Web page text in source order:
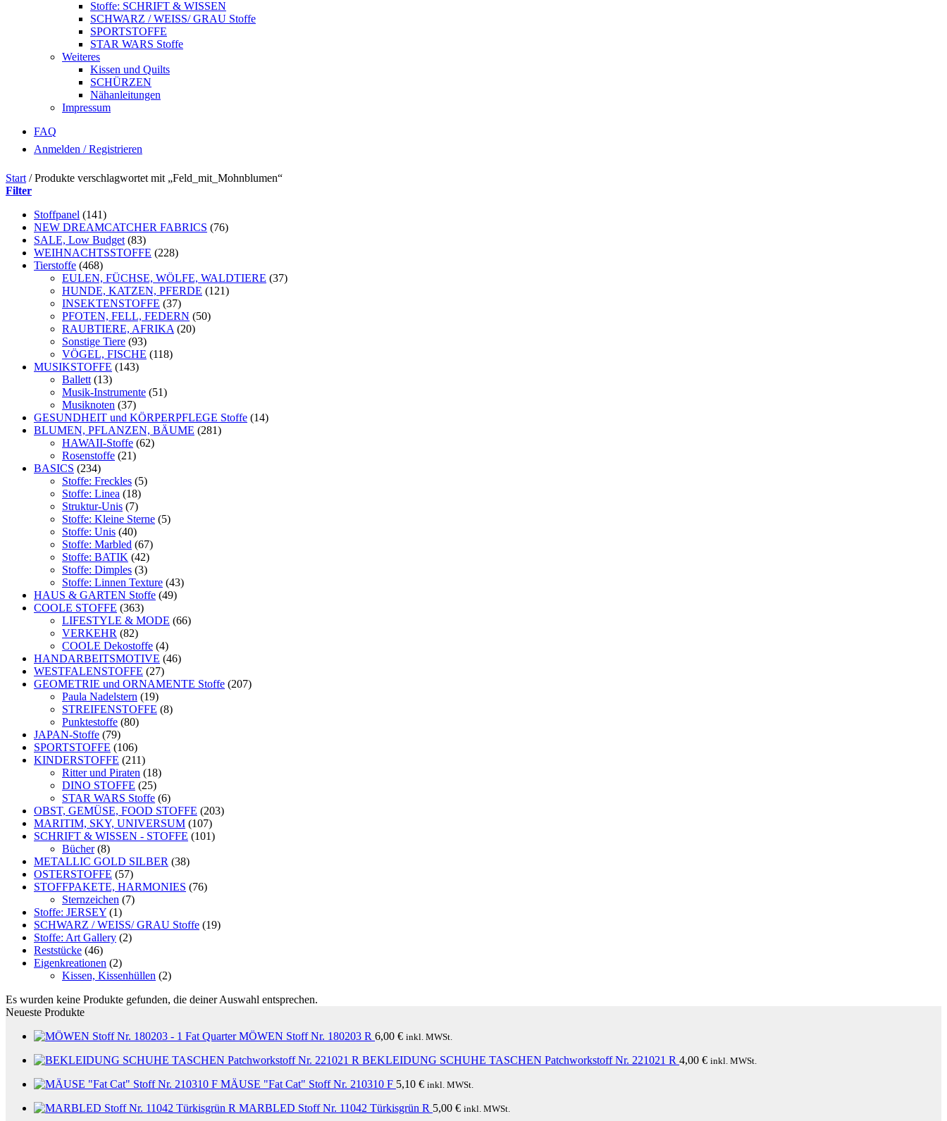
Stoffe: SCHRIFT & WISSEN
SCHWARZ / WEISS/ GRAU Stoffe
SPORTSTOFFE
STAR WARS Stoffe
Weiteres
Kissen und Quilts
SCHÜRZEN
Nähanleitungen
Impressum
FAQ
Anmelden / Registrieren
Start /Produkte verschlagwortet mit „Feld_mit_Mohnblumen“
Filter
Stoffpanel (141)
NEW DREAMCATCHER FABRICS (76)
SALE, Low Budget (83)
WEIHNACHTSSTOFFE (228)
Tierstoffe (468)
EULEN, FÜCHSE, WÖLFE, WALDTIERE (37)
HUNDE, KATZEN, PFERDE (121)
INSEKTENSTOFFE (37)
PFOTEN, FELL, FEDERN (50)
RAUBTIERE, AFRIKA (20)
Sonstige Tiere (93)
VÖGEL, FISCHE (118)
MUSIKSTOFFE (143)
Ballett (13)
Musik-Instrumente (51)
Musiknoten (37)
GESUNDHEIT und KÖRPERPFLEGE Stoffe (14)
BLUMEN, PFLANZEN, BÄUME (281)
HAWAII-Stoffe (62)
Rosenstoffe (21)
BASICS (234)
Stoffe: Freckles (5)
Stoffe: Linea (18)
Struktur-Unis (7)
Stoffe: Kleine Sterne (5)
Stoffe: Unis (40)
Stoffe: Marbled (67)
Stoffe: BATIK (42)
Stoffe: Dimples (3)
Stoffe: Linnen Texture (43)
HAUS & GARTEN Stoffe (49)
COOLE STOFFE (363)
LIFESTYLE & MODE (66)
VERKEHR (82)
COOLE Dekostoffe (4)
HANDARBEITSMOTIVE (46)
WESTFALENSTOFFE (27)
GEOMETRIE und ORNAMENTE Stoffe (207)
Paula Nadelstern (19)
STREIFENSTOFFE (8)
Punktestoffe (80)
JAPAN-Stoffe (79)
SPORTSTOFFE (106)
KINDERSTOFFE (211)
Ritter und Piraten (18)
DINO STOFFE (25)
STAR WARS Stoffe (6)
OBST, GEMÜSE, FOOD STOFFE (203)
MARITIM, SKY, UNIVERSUM (107)
SCHRIFT & WISSEN - STOFFE (101)
Bücher (8)
METALLIC GOLD SILBER (38)
OSTERSTOFFE (57)
STOFFPAKETE, HARMONIES (76)
Sternzeichen (7)
Stoffe: JERSEY (1)
SCHWARZ / WEISS/ GRAU Stoffe (19)
Stoffe: Art Gallery (2)
Reststücke (46)
Eigenkreationen (2)
Kissen, Kissenhüllen (2)
Es wurden keine Produkte gefunden, die deiner Auswahl entsprechen.
Neueste Produkte
MÖWEN Stoff Nr. 180203 R 6,00 € inkl. MWSt.
BEKLEIDUNG SCHUHE TASCHEN Patchworkstoff Nr. 221021 R 4,00 € inkl. MWSt.
MÄUSE "Fat Cat" Stoff Nr. 210310 F 5,10 € inkl. MWSt.
MARBLED Stoff Nr. 11042 Türkisgrün R 5,00 € inkl. MWSt.